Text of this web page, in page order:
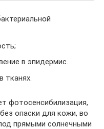
в эпидермис.
тканях.
фотосенсибилизация,
опаски для кожи, во
прямыми солнечными